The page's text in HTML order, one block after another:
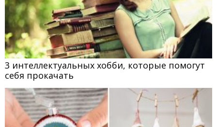
3 интеллектуальных хобби, которые помогут
себя прокачать